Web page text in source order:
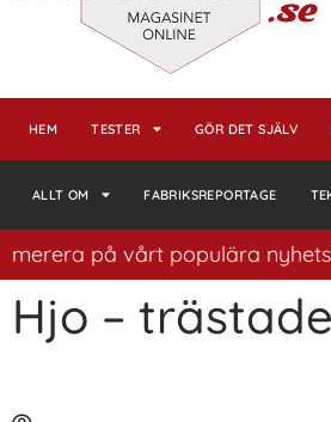
HEM TESTER GÖR DET SJÄLV
ALLT OM FABRIKSREPORTAGE
på vårt populära
Hjo –